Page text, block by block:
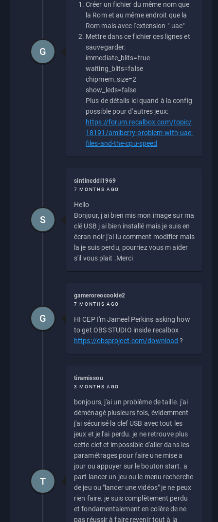
Créer un fichier du même nom que
la Rom et au même endroit que la
Rom mais avec l'extension ".uae"
Mettre dans ce fichier ces lignes et
sauvegarder:
immediate_blits=true
waiting_blits=false
chipmem_size=2
show_leds=false
Plus de détails ici quand à la config
possible pour d'autres jeux:
https://forum.recalbox.com/topic/
18191/amiberry-problem-with-uae-
files-and-the-cpu-speed
G
sintineddi1969
7 MONTHS AGO
Hello
Bonjour, j ai bien mis mon image sur ma
clé USB j ai bien installé mais je suis en
écran noir j'ai lu comment modifier mais
la je suis perdu, pourriez vous m aider
s'il vous plait .Merci
S
gameroreocookie2
7 MONTHS AGO
HI CEP I'm Jameel Perkins asking how
to get OBS STUDIO inside recalbox
https://obsproject.com/download ?
G
tiramissou
3 MONTHS AGO
bonjours, j'ai un problème de taille. j'ai
déménagé plusieurs fois, évidemment
j'ai sécurisé la clef USB avec tout les
jeux et je l'ai perdu. je ne retrouve plus
cette clef et impossible d'aller dans les
paramétrages pour faire une mise a
jour ou appuyer sur le bouton start. a
part lancer un jeu ou le menu recherche
de jeu ou "lancer une vidéos" je ne peux
rien faire. je suis complètement perdu
et fondamentalement en colère de ne
pas réussir à faire revenir tout à la
T